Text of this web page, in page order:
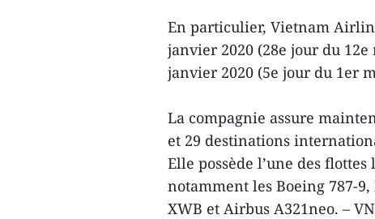
En particulier, Vietnam
janvier 2020 (28e jour du
janvier 2020 (5e jour du 1er
La compagnie assure
et 29 destinations
Elle possède l’une des
notamment les Boeing 787-
XWB et Airbus A321neo. –